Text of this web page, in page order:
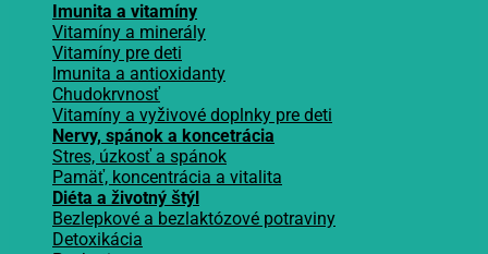
Imunita a vitamíny
Vitamíny a minerály
Vitamíny pre deti
Imunita a antioxidanty
Chudokrvnosť
Vitamíny a vyživové doplnky pre deti
Nervy, spánok a koncetrácia
Stres, úzkosť a spánok
Pamäť, koncentrácia a vitalita
Diéta a životný štýl
Bezlepkové a bezlaktózové potraviny
Detoxikácia